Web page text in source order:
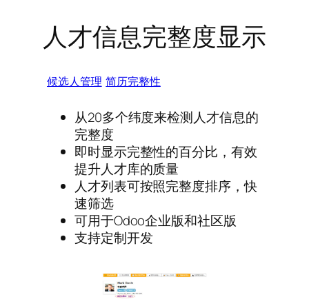
人才信息完整度显示
候选人管理 简历完整性
从20多个纬度来检测人才信息的
完整度
即时显示完整性的百分比，有效
提升人才库的质量
人才列表可按照完整度排序，快
速筛选
可用于Odoo企业版和社区版
支持定制开发